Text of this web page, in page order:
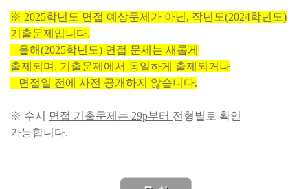
※ 2025학년도 면접 예상문제가 아닌, 작년도(2024학년도)
기출문제입니다.
올해(2025학년도) 면접 문제는 새롭게
출제되며, 기출문제에서 동일하게 출제되거나
면접일 전에 사전 공개하지 않습니다.
※ 수시 면접 기출문제는 29p부터 전형별로 확인
가능합니다.